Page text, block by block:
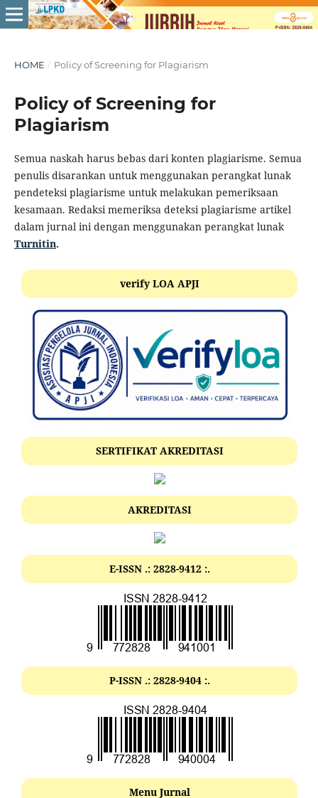
HOME / Policy of Screening for Plagiarism
Policy of Screening for
Plagiarism
Semua naskah harus bebas dari konten plagiarisme. Semua
penulis disarankan untuk menggunakan perangkat lunak
pendeteksi plagiarisme untuk melakukan pemeriksaan
kesamaan. Redaksi memeriksa deteksi plagiarisme artikel
dalam jurnal ini dengan menggunakan perangkat lunak
Turnitin.
verify LOA APJI
SERTIFIKAT AKREDITASI
AKREDITASI
E-ISSN .: 2828-9412 :.
P-ISSN .: 2828-9404 :.
Menu Jurnal